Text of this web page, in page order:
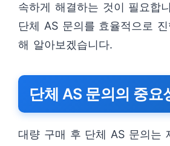
속하게 해결하는 것이 필요합
단체 AS 문의를 효율적으로
해 알아보겠습니다.
단체 AS 문의의 중요
대량 구매 후 단체 AS 문의는